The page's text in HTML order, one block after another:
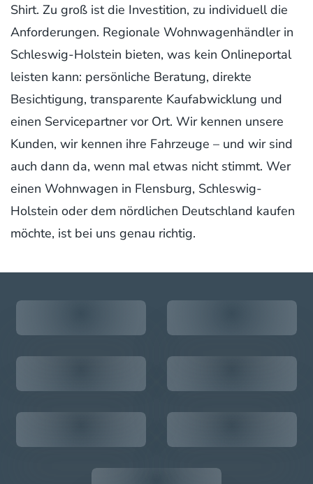
Shirt. Zu groß ist die Investition, zu individuell die
Anforderungen. Regionale Wohnwagenhändler in
Schleswig-Holstein bieten, was kein Onlineportal
leisten kann: persönliche Beratung, direkte
Besichtigung, transparente Kaufabwicklung und
einen Servicepartner vor Ort. Wir kennen unsere
Kunden, wir kennen ihre Fahrzeuge – und wir sind
auch dann da, wenn mal etwas nicht stimmt. Wer
einen Wohnwagen in Flensburg, Schleswig-
Holstein oder dem nördlichen Deutschland kaufen
möchte, ist bei uns genau richtig.